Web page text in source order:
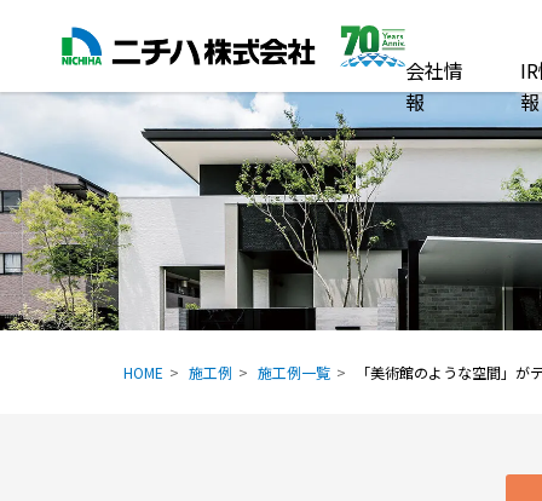
会社情
報
報
HOME 施工例 施工例一覧 「美術館のような空間」が